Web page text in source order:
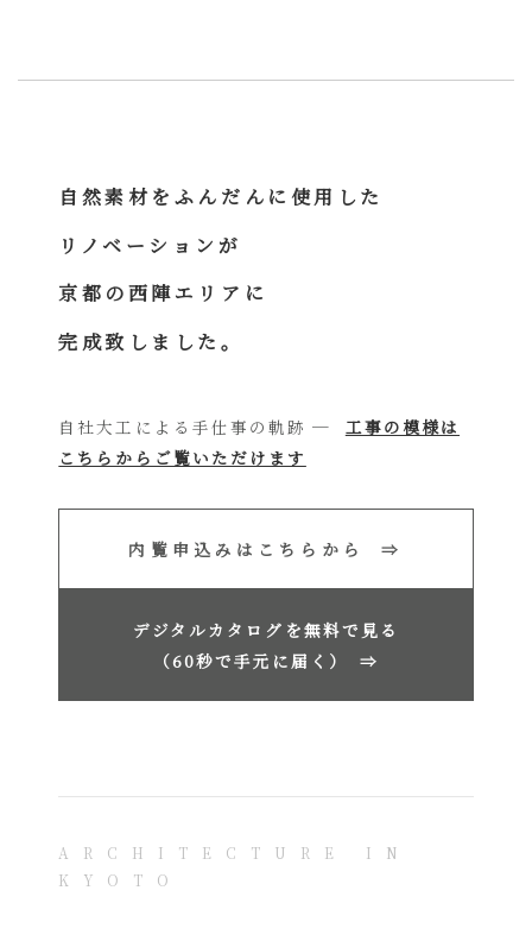
自然素材をふんだんに使用した
リノベーションが
京都の西陣エリアに
完成致しました。
自社大工による手仕事の軌跡 ─
工事の模様は
こちらからご覧いただけます
内覧申込みはこちらから ⇒
デジタルカタログを無料で見る
（60秒で手元に届く）
⇒
ARCHITECTURE IN
KYOTO